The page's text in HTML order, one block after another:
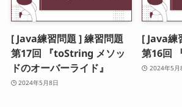
[ Java練習問題 ] 練習問題
第17回 『toString メソッ
ドのオーバーライド』
2024年5月8日
[ Java練
第16回
2024年5月